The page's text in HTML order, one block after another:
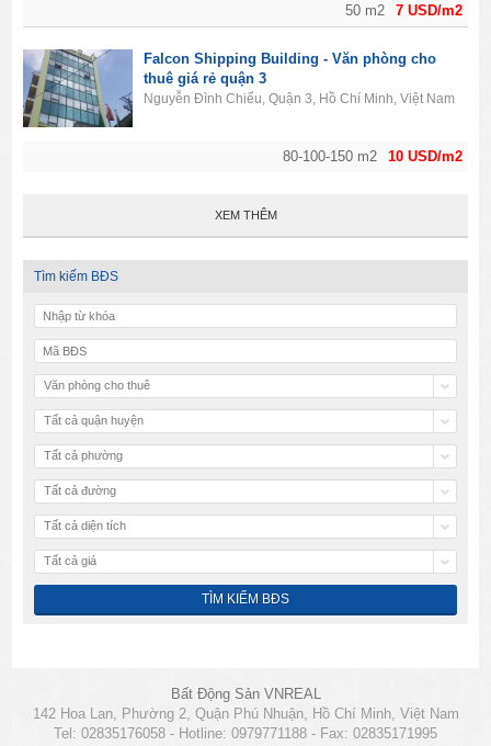
7 USD/m2
50 m2
10 USD/m2
80-100-150 m2
Falcon Shipping Building - Văn phòng cho
thuê giá rẻ quận 3
Nguyễn Đình Chiểu, Quận 3, Hồ Chí Minh, Việt Nam
XEM THÊM
Tìm kiếm BĐS
Văn phòng cho thuê
Tất cả quận huyện
Tất cả phường
Tất cả đường
Tất cả diện tích
Tất cả giá
Bất Động Sản VNREAL
142 Hoa Lan, Phường 2, Quận Phú Nhuận, Hồ Chí Minh, Việt Nam
Tel: 02835176058 - Hotline: 0979771188 - Fax: 02835171995